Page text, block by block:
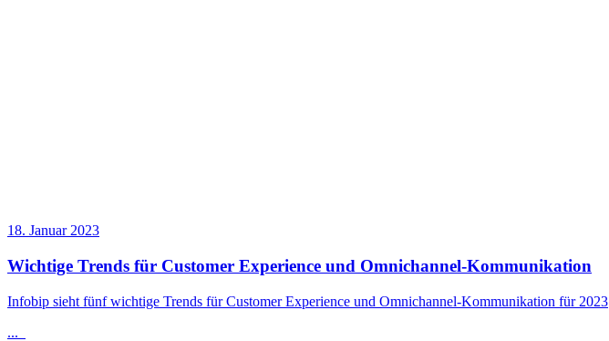
18. Januar 2023
Wichtige Trends für Customer Experience und Omnichannel-Kommunikation
Infobip sieht fünf wichtige Trends für Customer Experience und Omnichannel-Kommunikation für 2023
...